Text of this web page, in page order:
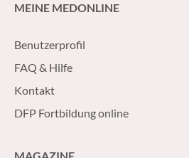
MEINE MEDONLINE
Benutzerprofil
FAQ & Hilfe
Kontakt
DFP Fortbildung online